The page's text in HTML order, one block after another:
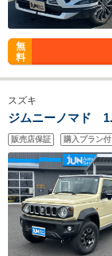
無
料
スズキ
ジムニーノマド
販売店保証 購入プラン付